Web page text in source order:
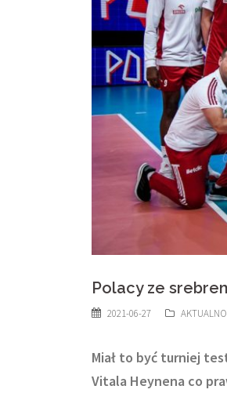
Polacy ze
2021-06-27
Miał to być turniej
Vitala Heynena co